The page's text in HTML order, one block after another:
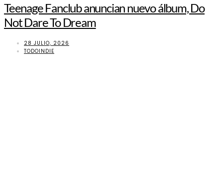
Teenage Fanclub anuncian nuevo álbum, Do
Not Dare To Dream
28 JULIO, 2026
TODOINDIE